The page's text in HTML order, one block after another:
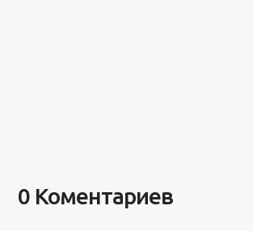
0 Коментариев